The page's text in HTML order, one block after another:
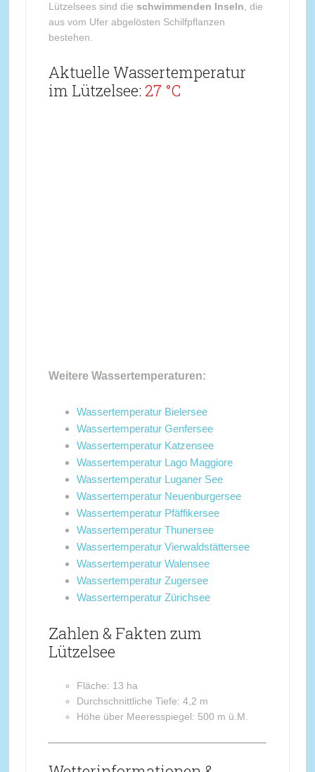
Lützelsees sind die schwimmenden Inseln , die
aus vom Ufer abgelösten Schilfpflanzen
bestehen.
Aktuelle Wassertemperatur
im Lützelsee: 27 °C
Weitere Wassertemperaturen:
Wassertemperatur Bielersee
Wassertemperatur Genfersee
Wassertemperatur Katzensee
Wassertemperatur Lago Maggiore
Wassertemperatur Luganer See
Wassertemperatur Neuenburgersee
Wassertemperatur Pfäffikersee
Wassertemperatur Thunersee
Wassertemperatur Vierwaldstättersee
Wassertemperatur Walensee
Wassertemperatur Zugersee
Wassertemperatur Zürichsee
Zahlen & Fakten zum
Lützelsee
Fläche: 13 ha
Durchschnittliche Tiefe: 4,2 m
Höhe über Meeresspiegel: 500 m ü.M.